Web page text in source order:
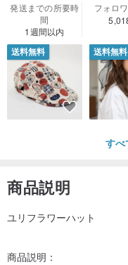
発送までの所要時
間
1週間以内
フォロ
送料無料 送料無料
すべ
商品説明
ユリフラワーハット
商品説明：